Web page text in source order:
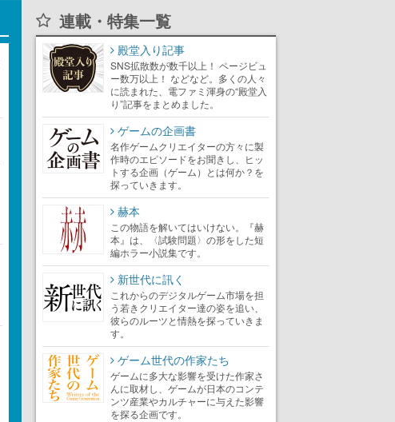
連載・特集一覧
殿堂入り記事
SNS拡散数が数千以上！ ページビュ
ー数万以上！ などなど。多くの人々
に読まれた、電ファミ渾身の“殿堂入
り”記事をまとめました。
ゲームの企画書
名作ゲームクリエイターの方々に製
作時のエピソードをお聞きし、ヒッ
トする企画（ゲーム）とは何か？を
探っていきます。
赫本
この物語を解いてはいけない。『赫
本』は、〈試験問題〉の形をした短
編ホラー小説集です。
新世代に訊く
これからのデジタルゲーム市場を担
う若きクリエイター達の姿を追い、
彼らのルーツと情熱を探っていきま
す。
ゲーム世代の作家たち
ゲームに多大な影響を受けた作家さ
んに取材し、ゲームが日本のコンテ
ンツ産業やカルチャーに与えた影響
を探る企画です。